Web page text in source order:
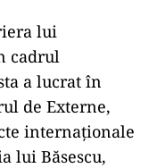
lui
cadrul
a lucrat în
de Externe,
internaționale
lui Băsescu,